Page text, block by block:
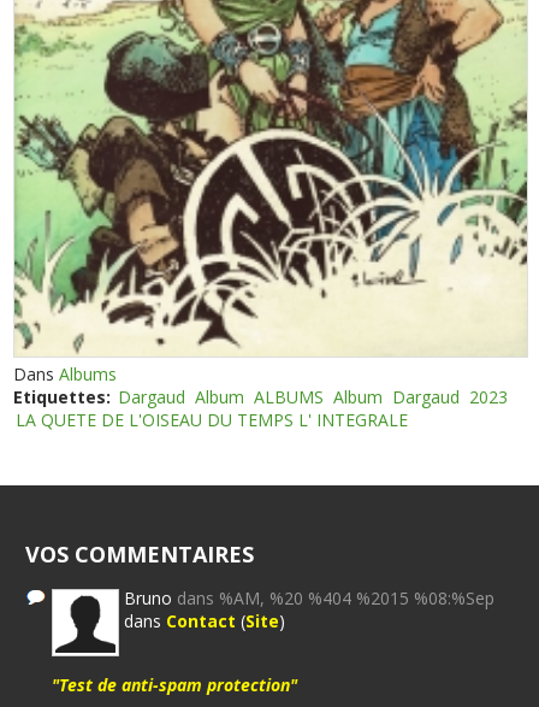
DansAlbums
Etiquettes: Dargaud Album ALBUMS Album Dargaud 2023
LA QUETE DE L'OISEAU DU TEMPS L' INTEGRALE
VOS COMMENTAIRES
Bruno dans %AM, %20 %404 %2015 %08:%Sep
dans Contact (Site)
"Test de anti-spam protection"